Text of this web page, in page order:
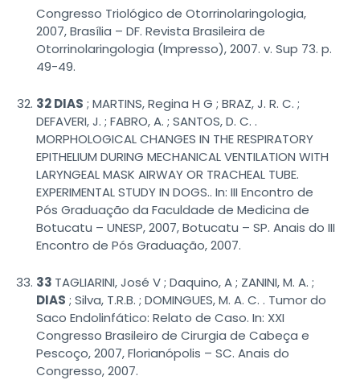
Congresso Triológico de Otorrinolaringologia,
2007, Brasília – DF. Revista Brasileira de
Otorrinolaringologia (Impresso), 2007. v. Sup 73. p.
49-49.
32 DIAS ; MARTINS, Regina H G ; BRAZ, J. R. C. ;
DEFAVERI, J. ; FABRO, A. ; SANTOS, D. C. .
MORPHOLOGICAL CHANGES IN THE RESPIRATORY
EPITHELIUM DURING MECHANICAL VENTILATION WITH
LARYNGEAL MASK AIRWAY OR TRACHEAL TUBE.
EXPERIMENTAL STUDY IN DOGS.. In: III Encontro de
Pós Graduação da Faculdade de Medicina de
Botucatu – UNESP, 2007, Botucatu – SP. Anais do III
Encontro de Pós Graduação, 2007.
33 TAGLIARINI, José V ; Daquino, A ; ZANINI, M. A. ;
DIAS ; Silva, T.R.B. ; DOMINGUES, M. A. C. . Tumor do
Saco Endolinfático: Relato de Caso. In: XXI
Congresso Brasileiro de Cirurgia de Cabeça e
Pescoço, 2007, Florianópolis – SC. Anais do
Congresso, 2007.